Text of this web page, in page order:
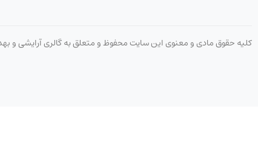
کلیه حقوق مادی و معنوی این سایت محفوظ و متعلق به گالری آرایشی و